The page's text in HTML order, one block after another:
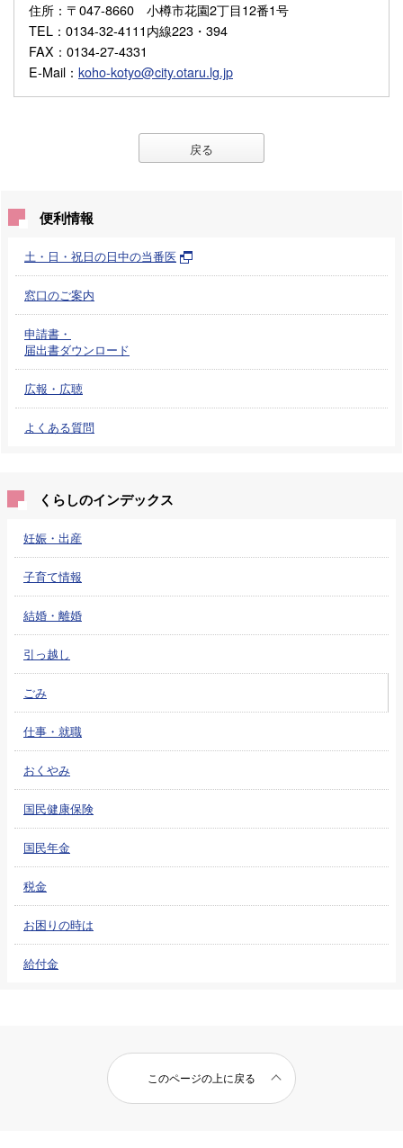
住所 ：〒047-8660 小樽市花園2丁目12番1号
TEL ：0134-32-4111内線223・394
FAX ：0134-27-4331
E-Mail ： koho-kotyo@city.otaru.lg.jp
戻る
便利情報
土・日・祝日の日中の当番医
窓口のご案内
申請書・
届出書ダウンロード
広報・広聴
よくある質問
くらしのインデックス
妊娠・出産
子育て情報
結婚・離婚
引っ越し
ごみ
仕事・就職
おくやみ
国民健康保険
国民年金
税金
お困りの時は
給付金
このページの上に戻る